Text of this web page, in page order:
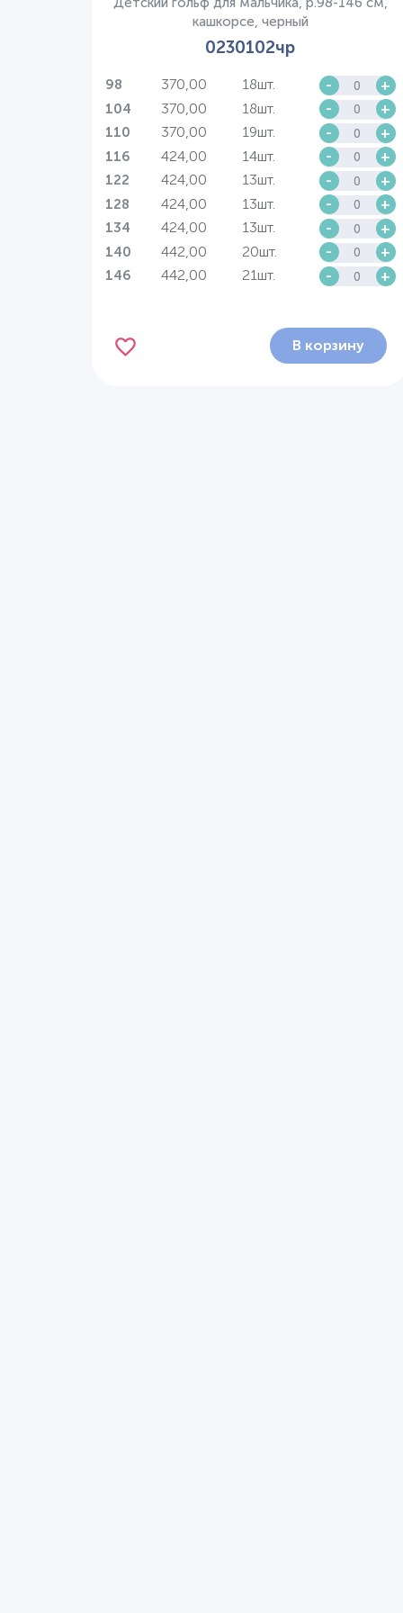
кашкорсе, черный
0230102чр
98 370,00 18шт. - +
104 370,00 18шт. - +
110 370,00 19шт. - +
116 424,00 14шт. - +
122 424,00 13шт. - +
128 424,00 13шт. - +
134 424,00 13шт. - +
140 442,00 20шт. - +
146 442,00 21шт. - +
В корзину